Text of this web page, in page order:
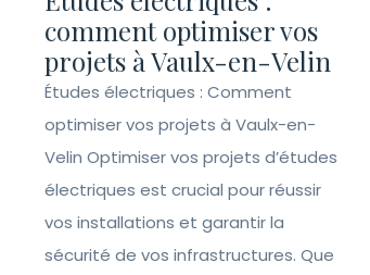
comment optimiser vos
projets à Vaulx-en-Velin
Études électriques : Comment
optimiser vos projets à Vaulx-en-
Velin Optimiser vos projets d’études
électriques est crucial pour réussir
vos installations et garantir la
sécurité de vos infrastructures. Que